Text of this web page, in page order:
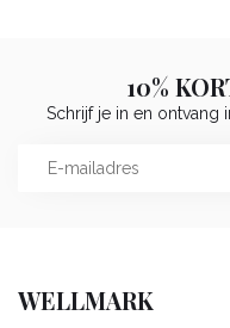
10%
Schrijf je in en ontvang
WELLMARK